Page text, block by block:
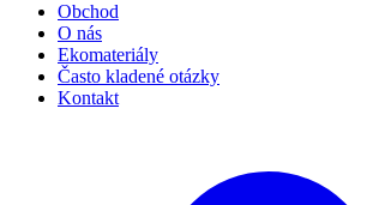
Obchod
O nás
Ekomateriály
Často kladené otázky
Kontakt